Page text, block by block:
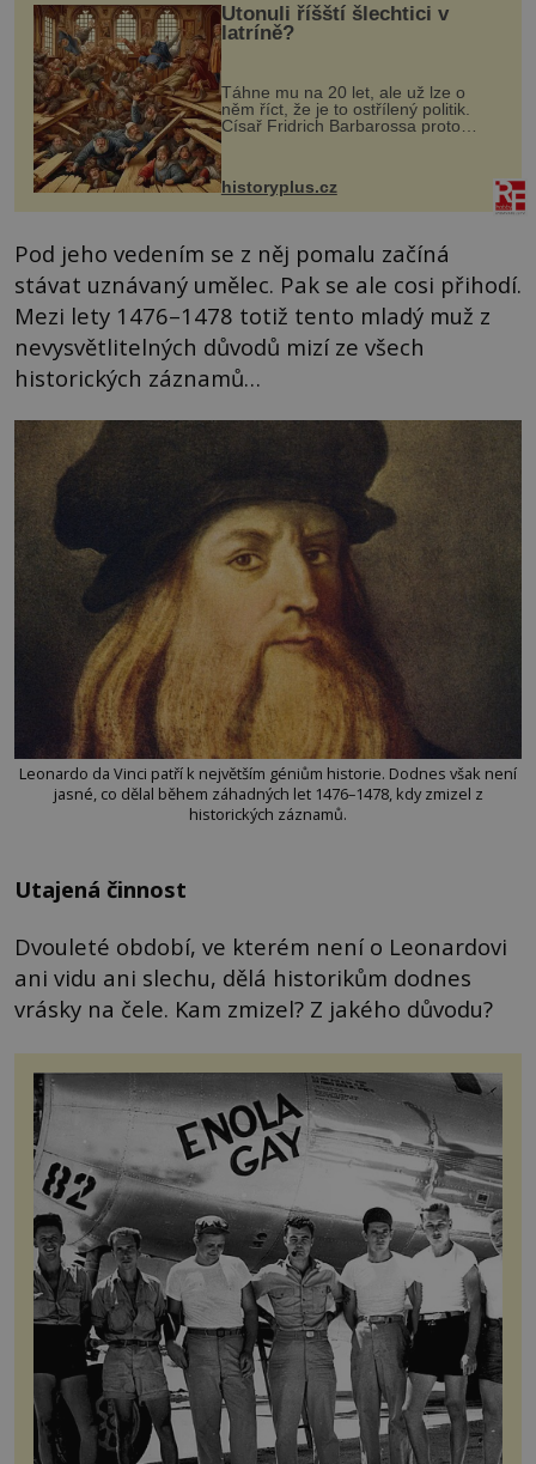
Utonuli říšští šlechtici v
latríně?
Táhne mu na 20 let, ale už lze o
něm říct, že je to ostřílený politik.
Císař Fridrich Barbarossa proto
posílá svého syna a dědice Jindřicha
VI. do Erfurtu, aby se stal
prostředníkem při řešení sporu m...
historyplus.cz
Pod jeho vedením se z něj pomalu začíná
stávat uznávaný umělec. Pak se ale cosi přihodí.
Mezi lety 1476–1478 totiž tento mladý muž z
nevysvětlitelných důvodů mizí ze všech
historických záznamů…
Leonardo da Vinci patří k největším géniům historie. Dodnes však není
jasné, co dělal během záhadných let 1476–1478, kdy zmizel z
historických záznamů.
Utajená činnost
Dvouleté období, ve kterém není o Leonardovi
ani vidu ani slechu, dělá historikům dodnes
vrásky na čele. Kam zmizel? Z jakého důvodu?